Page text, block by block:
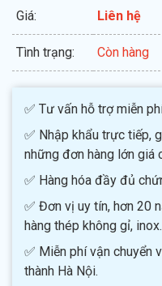
Giá: Liên hệ
Tình trạng: Còn hàng
✅ Tư vấn hỗ trợ miễn
✅ Nhập khẩu trực tiếp,
những đơn hàng lớn giá
✅ Hàng hóa đầy đủ
✅ Đơn vị uy tín, hơn 20
hàng thép không gỉ, inox.
✅ Miễn phí vận chuyển
thành Hà Nội.